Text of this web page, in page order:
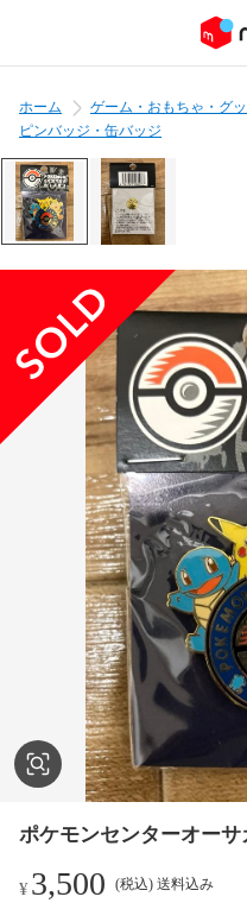
ホーム ゲーム・おもちゃ・グ
ピンバッジ・缶バッジ
ポケモンセンターオー
¥3,500 (税込) 送料込み